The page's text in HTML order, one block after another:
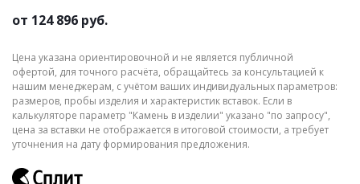
от 124 896 руб.
Цена указана ориентировочной и не является публичной
офертой, для точного расчёта, обращайтесь за консультацией к
нашим менеджерам, с учётом ваших индивидуальных параметров:
размеров, пробы изделия и характеристик вставок. Если в
калькуляторе параметр "Камень в изделии" указано "по запросу",
цена за вставки не отображается в итоговой стоимости, а требует
уточнения на дату формирования предложения.